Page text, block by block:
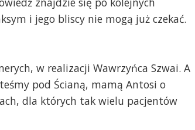
i jego bliscy nie mogą już czekać.
w realizacji Wawrzyńca Szwai. A
pod Ścianą, mamą Antosi o
dla których tak wielu pacjentów